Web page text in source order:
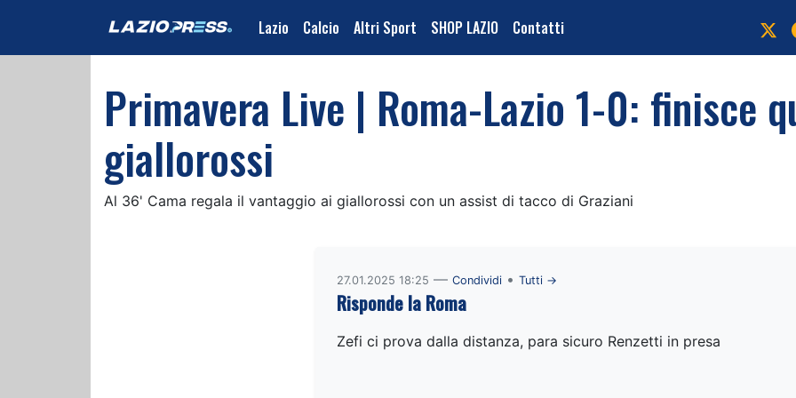
Lazio Calcio Altri Sport SHOP LAZIO Contatti
Primavera Live | Roma-Lazio 1-0: finisce
giallorossi
Al 36' Cama regala il vantaggio ai giallorossi con un assist di tacco di Graziani
27.01.2025 18:25 — Condividi• Tutti →
Risponde la Roma
Zefi ci prova dalla distanza, para sicuro Renzetti in presa